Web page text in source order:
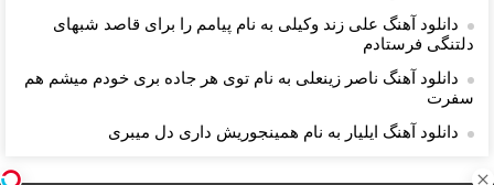
دانلود آهنگ علی زند وکیلی به نام پیامم را برای قاصد شبهای
دلتنگی فرستادم
دانلود آهنگ ناصر زینعلی به نام توی هر جاده بری خودم میشم هم
سفرت
دانلود آهنگ ایلیار به نام همینجوریش داری دل میبری